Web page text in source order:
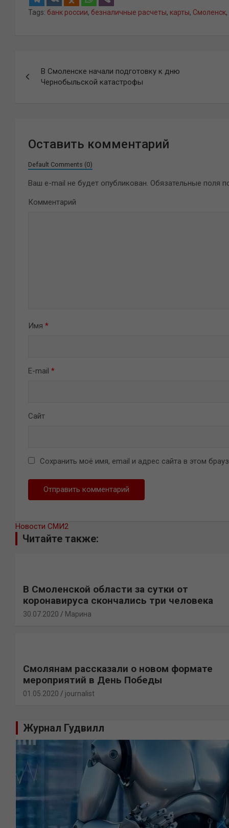
Tags: банк россии, безналичные расчеты, карты, Смоленск,
по
В Смоленске начали подготовку к дню
Чернобыльской катастрофы
Оставить комментарий
Default Comments (0)
Ваш e-mail не будет опубликован. Обязательные поля
Комментарий
Имя *
E-mail *
Сайт
Сохранить моё имя, email и адрес сайта в этом
Новости СМИ2
Читайте также:
В Смоленской области за сутки от
коронавируса скончались три человека
30.07.2020 Марина
Смолянам рассказали о новом формате
мероприятий в День Победы
01.05.2020 journalist
Журнал Гудвилл